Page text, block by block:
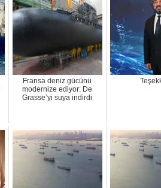
Fransa deniz gücünü
modernize ediyor: De
Grasse’yi suya indirdi